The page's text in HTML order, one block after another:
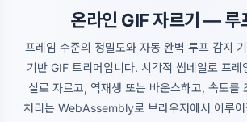
온라인 GIF 자르기 — 루
프레임 수준의 정밀도와 자동 완벽 루프 감지
기반 GIF 트리머입니다. 시각적 썸네일로 프레
실로 자르고, 역재생 또는 바운스하고, 속도
처리는 WebAssembly로 브라우저에서 이루어